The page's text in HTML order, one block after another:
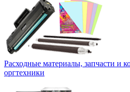
Расходные материалы, запчасти и
оргтехники